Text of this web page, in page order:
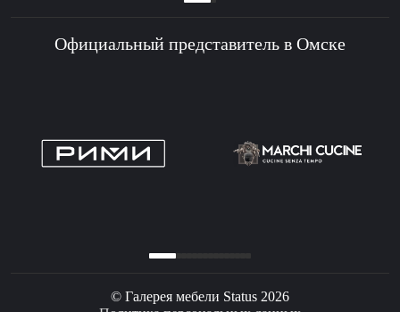
Официальный представитель в Омске
© Галерея мебели Status 2026